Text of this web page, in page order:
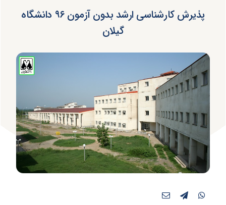
پذیرش کارشناسی ارشد بدون آزمون ۹۶ دانشگاه
گیلان